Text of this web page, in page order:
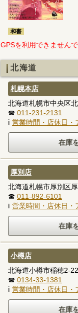
和書
GPSを利用できません
北海道
札幌本店
北海道札幌市中央区
☎ 011-231-2131
ℹ 営業時間・店休日・
厚別店
北海道札幌市厚別区
☎ 011-892-6101
ℹ 営業時間・店休日・
小樽店
北海道小樽市稲穂2-
☎ 0134-33-1381
ℹ 営業時間・店休日・